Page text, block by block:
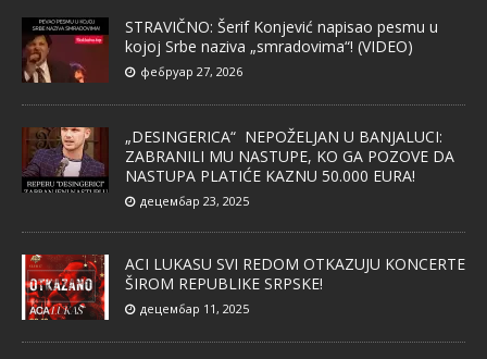
STRAVIČNO: Šerif Konjević napisao pesmu u
kojoj Srbe naziva „smradovima“! (VIDEO)
фебруар 27, 2026
„DESINGERICA“ NEPOŽELJAN U BANJALUCI:
ZABRANILI MU NASTUPE, KO GA POZOVE DA
NASTUPA PLATIĆE KAZNU 50.000 EURA!
децембар 23, 2025
ACI LUKASU SVI REDOM OTKAZUJU KONCERTE
ŠIROM REPUBLIKE SRPSKE!
децембар 11, 2025